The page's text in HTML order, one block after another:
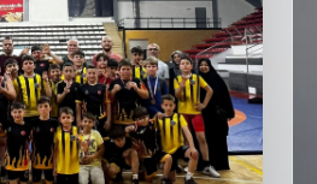
SEBİK
ECZANELER
SABSIS - AFET
TRAFIKPARK